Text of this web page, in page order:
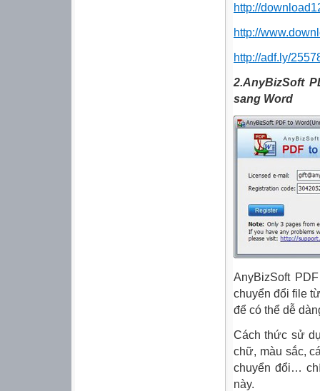
http://
http://
http://adf.ly/
2.AnyBizSoft
sang Word
AnyBizSoft
chuyển đổi file
để có thể dễ
Cách thức sử
chữ, màu sắc,
chuyển đổi…
này.